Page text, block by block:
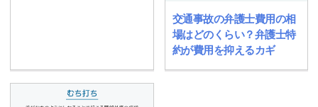
交通事故の弁護士費用の相
場はどのくらい？弁護士特
約が費用を抑えるカギ